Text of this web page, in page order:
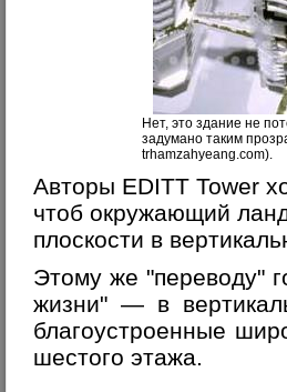
Нет, это здание не
задумано таким
trhamzahyeang.com).
Авторы EDITT Tower
чтоб окружающий
плоскости в
Этому же "переводу"
жизни" — в
благоустроенные
шестого этажа.